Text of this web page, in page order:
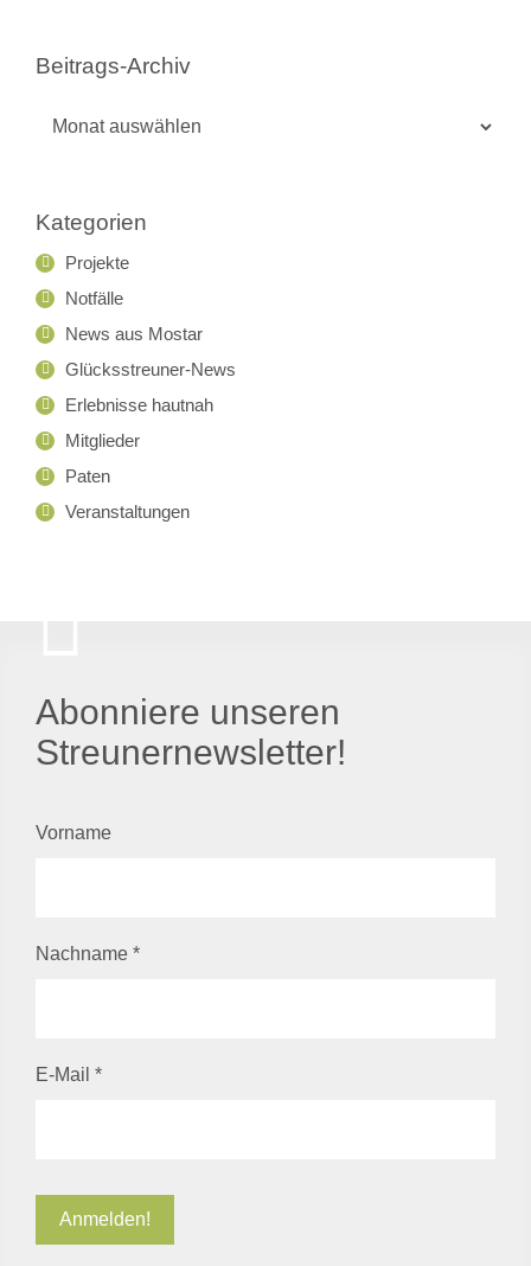
Beitrags-Archiv
Kategorien
Projekte
Notfälle
News aus Mostar
Glücksstreuner-News
Erlebnisse hautnah
Mitglieder
Paten
Veranstaltungen
Abonniere unseren
Streunernewsletter!
Vorname
Nachname *
E-Mail *